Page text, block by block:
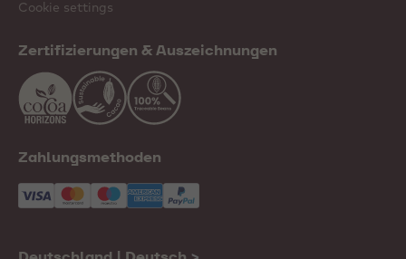
Cookie settings
Zertifizierungen & Auszeichnungen
Zahlungsmethoden